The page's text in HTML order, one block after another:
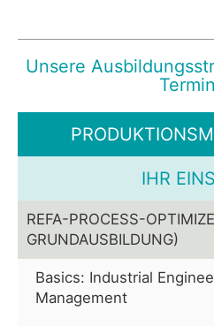
Unsere
IHR
REFA-PROCESS-
GRUNDAUSBILDUNG)
Basics: Industrial
Management